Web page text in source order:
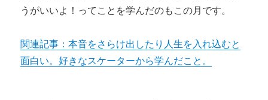
うがいいよ！ってことを学んだのもこの月です。
関連記事：本音をさらけ出したり人生を入れ込むと
面白い。好きなスケーターから学んだこと。